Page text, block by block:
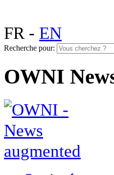
FR- EN
Recherche pour:
OWNI